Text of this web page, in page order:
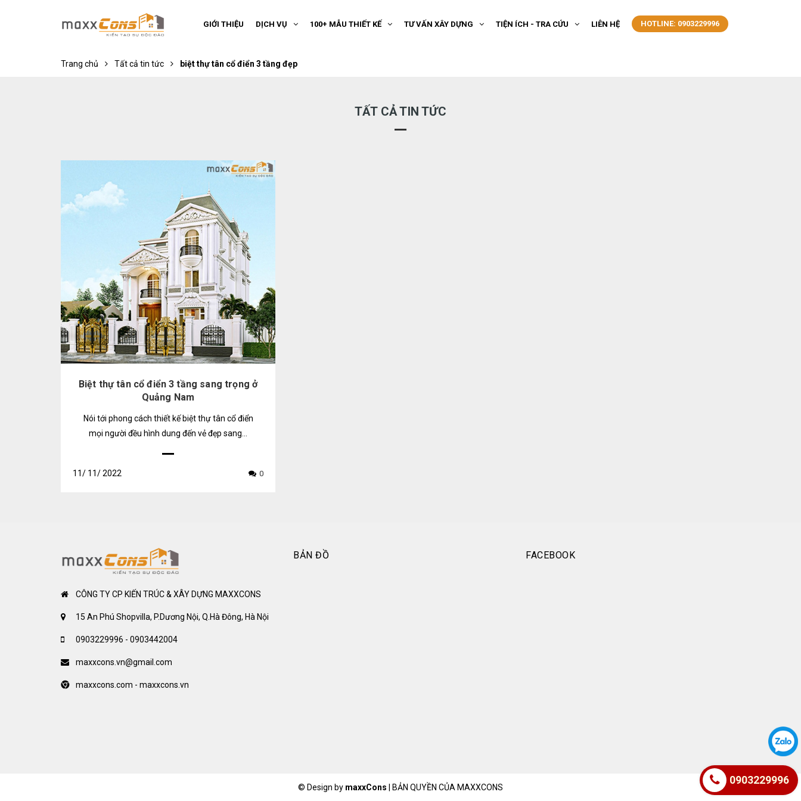
HOTLINE: 0903229996
GIỚI THIỆU DỊCH VỤ 100+ MẪU THIẾT KẾ TƯ VẤN XÂY DỰNG TIỆN ÍCH - TRA CỨU LIÊN HỆ
Trang chủ Tất cả tin tức biệt thự tân cổ điển 3 tầng đẹp
TẤT CẢ TIN TỨC
Biệt thự tân cổ điển 3 tầng sang trọng ở
Quảng Nam
Nói tới phong cách thiết kế biệt thự tân cổ điển
mọi người đều hình dung đến vẻ đẹp sang...
11/ 11/2022 0
CÔNG TY CP KIẾN TRÚC & XÂY DỰNG MAXXCONS
15 An Phú Shopvilla, P.Dương Nội, Q.Hà Đông, Hà Nội
0903229996 - 0903442004
maxxcons.vn@gmail.com
maxxcons.com - maxxcons.vn
BẢN ĐỒ FACEBOOK
© Design by maxxCons | BẢN QUYỀN CỦA MAXXCONS
0903229996